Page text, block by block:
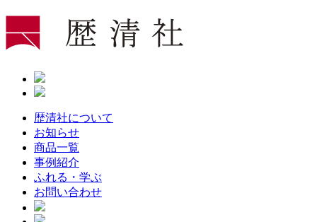
Skip
to
the
歴清社について
お知らせ
商品一覧
事例紹介
ふれる・学ぶ
お問い合わせ